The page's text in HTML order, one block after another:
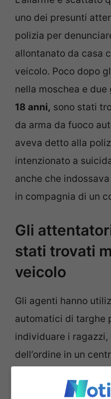
uno dei presunti
polizia per
allontanato da casa
veicolo. Poco dopo
nella moschea e
18 anni, sono stati
da arma da fuoco
aveva detto alla
intenzionato a
anche che
in compagnia di un
Gli
stati trovati
veicolo
Gli agenti hanno
automatici di targhe
individuare i
dell’ordine in un
frequentata da